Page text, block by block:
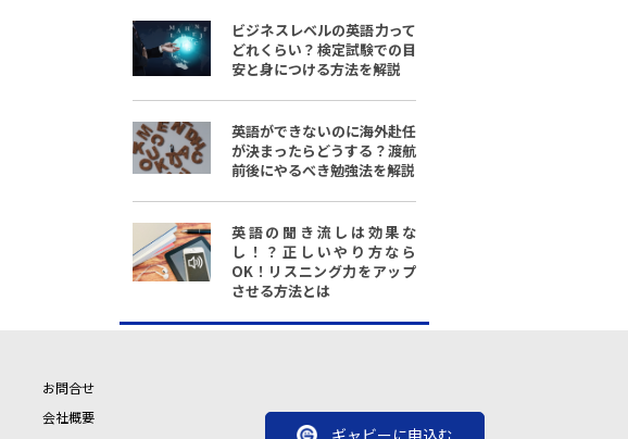
ビジネスレベルの英語力って
どれくらい？検定試験での目
安と身につける方法を解説
英語ができないのに海外赴任
が決まったらどうする？渡航
前後にやるべき勉強法を解説
英語の聞き流しは効果な
し！？正しいやり方なら
OK！リスニング力をアップ
させる方法とは
お問合せ
会社概要